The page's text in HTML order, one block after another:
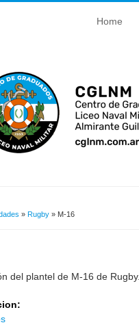
Home
» Rugby » M-16
del plantel de M-16 de Rugby.